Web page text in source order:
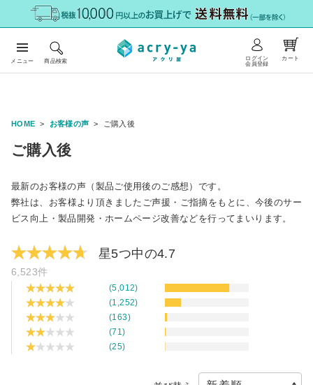
メニュー 商品検索
ログイン
会員登録
カート
HOME お客様の声 ご購入後
ご購入後
最新のお客様の声（製品ご使用後のご感想）です。
弊社は、お客様より頂きましたご声援・ご指摘をもとに、今後のサー
ビス向上・製品開発・ホームページ改善などを行ってまいります。
星5つ中の4.7
6,523件
(5,012)
(1,252)
(163)
(71)
(25)